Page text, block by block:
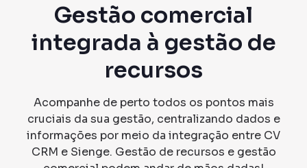
Gestão comercial
integrada à gestão de
recursos
Acompanhe de perto todos os pontos mais
cruciais da sua gestão, centralizando dados e
informações por meio da integração entre CV
CRM e Sienge. Gestão de recursos e gestão